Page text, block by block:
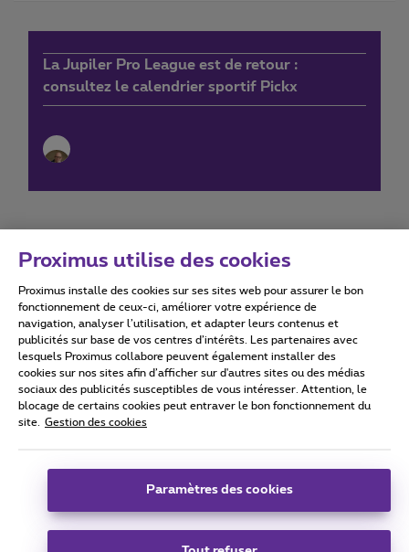
La Jupiler Pro League est de retour :
consultez le calendrier sportif Pickx
Conditions d'utilisation Accessibility statement
Tous droits réservés. © 2026 Proximus
Conditions générales, info consommateur
Coordonnées de l’entreprise
Boulevard du Roi Albert II 27 - B-1030 Bruxelles.
Proximus utilise des cookies
Proximus installe des cookies sur ses sites web pour assurer le bon
fonctionnement de ceux-ci, améliorer votre expérience de
navigation, analyser l’utilisation, et adapter leurs contenus et
publicités sur base de vos centres d’intérêts. Les partenaires avec
lesquels Proximus collabore peuvent également installer des
cookies sur nos sites afin d’afficher sur d'autres sites ou des médias
sociaux des publicités susceptibles de vous intéresser. Attention, le
blocage de certains cookies peut entraver le bon fonctionnement du
site.
Gestion des cookies
Paramètres des cookies